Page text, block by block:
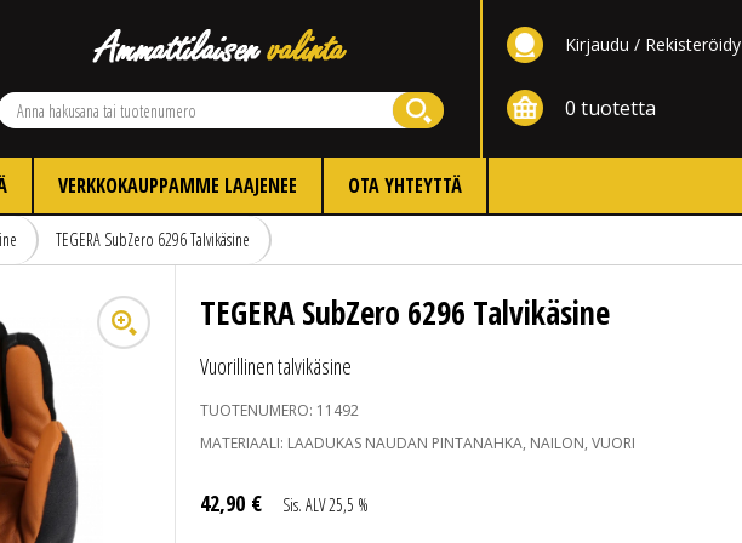
Kirjaudu Rekisteröidy
0 tuotetta
VERKKOKAUPPAMME LAAJENEE OTA YHTEYTTÄ
TEGERA SubZero 6296 Talvikäsine
TEGERA SubZero 6296 Talvikäsine
Vuorillinen talvikäsine
TUOTENUMERO: 11492
MATERIAALI: LAADUKAS NAUDAN PINTANAHKA, NAILON, VUORI
42,90 € Sis. ALV 25,5 %